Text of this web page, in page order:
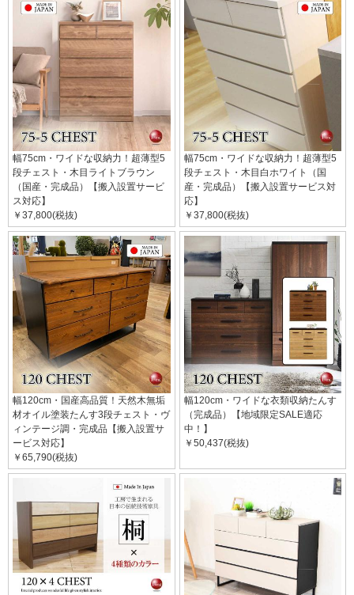
幅75cm・ワイドな収納力！超薄型5
段チェスト・木目ライトブラウン
（国産・完成品）【搬入設置サービ
ス対応】
￥37,800(税抜)
幅75cm・ワイドな収納力！超薄型5
段チェスト・木目白ホワイト（国
産・完成品）【搬入設置サービス対
応】
￥37,800(税抜)
幅120cm・国産高品質！天然木無垢
材オイル塗装たんす3段チェスト・ヴ
ィンテージ調・完成品【搬入設置サ
ービス対応】
￥65,790(税抜)
幅120cm・ワイドな衣類収納たんす
（完成品）【地域限定SALE適応
中！】
￥50,437(税抜)